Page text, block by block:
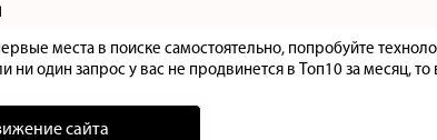
места в поиске самостоятельно, попробуйте
ни один запрос у вас не продвинется в Топ10 за месяц, то
сайта